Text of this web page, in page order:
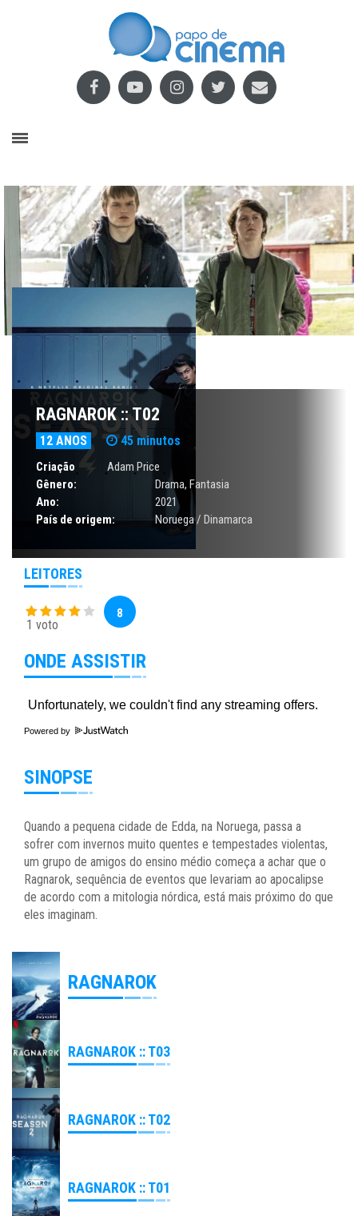
RAGNAROK :: T02
12 ANOS 45 minutos
Criação
Adam Price
Gênero:
Drama, Fantasia
Ano:
2021
País de origem:
Noruega / Dinamarca
LEITORES
1 voto
8
ONDE ASSISTIR
Powered by
SINOPSE
Quando a pequena cidade de Edda, na Noruega, passa a
sofrer com invernos muito quentes e tempestades violentas,
um grupo de amigos do ensino médio começa a achar que o
Ragnarok, sequência de eventos que levariam ao apocalipse
de acordo com a mitologia nórdica, está mais próximo do que
eles imaginam.
RAGNAROK
RAGNAROK :: T03
RAGNAROK :: T02
RAGNAROK :: T01